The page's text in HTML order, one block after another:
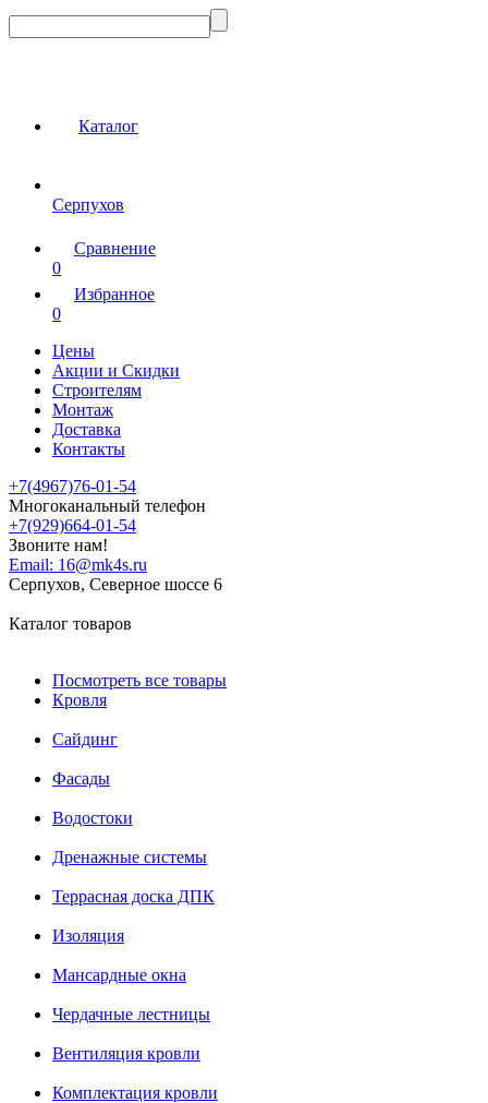
Каталог
Серпухов
Сравнение
0
Избранное
0
Цены
Акции и Скидки
Строителям
Монтаж
Доставка
Контакты
+7(4967)76-01-54
Многоканальный телефон
+7(929)664-01-54
Звоните нам!
Email: 16@mk4s.ru
Серпухов, Северное шоссе 6
Каталог товаров
Посмотреть все товары
Кровля
Сайдинг
Фасады
Водостоки
Дренажные системы
Террасная доска ДПК
Изоляция
Мансардные окна
Чердачные лестницы
Вентиляция кровли
Комплектация кровли